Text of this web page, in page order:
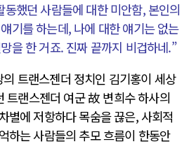
했던 사람들에 대한 미안함, 본인의
기를 하는데, 나에 대한 얘기는 없는
을 한 거죠. 진짜 끝까지 비겁하네.”
트랜스젠더 정치인 김기홍이 세상
트랜스젠더 여군 故 변희수 하사의
별에 저항하다 목숨을 끊은, 사회적
하는 사람들의 추모 흐름이 한동안